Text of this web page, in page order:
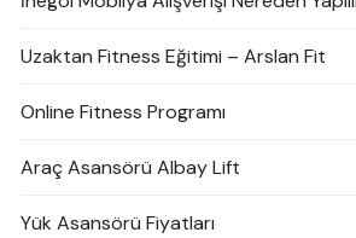
Uzaktan Fitness Eğitimi – Arslan Fit
Online Fitness Programı
Araç Asansörü Albay Lift
Yük Asansörü Fiyatları